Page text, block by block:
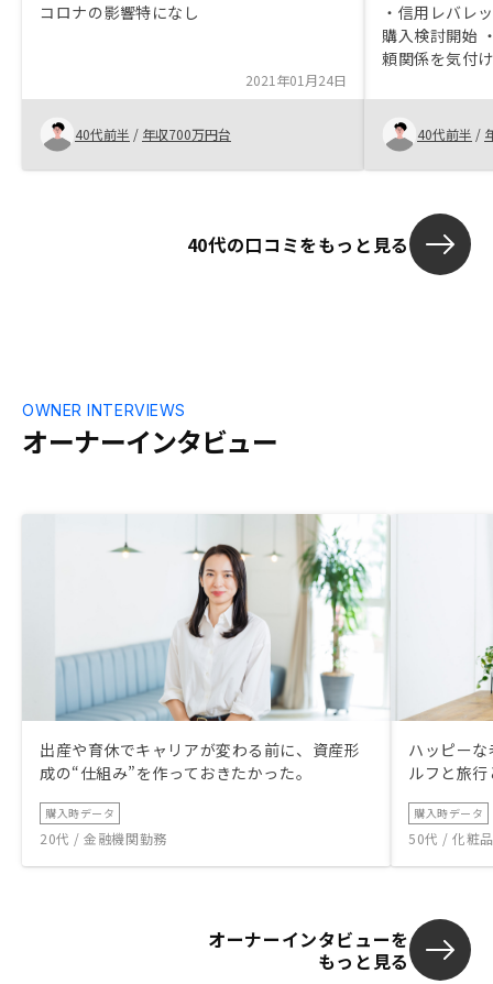
コロナの影響特になし
2021年01月24日
40代前半 / 年収700万円台
・信用レバレ
購入検討開始
頼関係を気付
る ・他社と比
し売りしない
アプリに新着
求めているの
40代前半 /
40代の口コミをもっと見る
オーナーインタビュー
OWNER INTERVIEWS
出産や育休でキャリアが変わる前に、資産形
成の“仕組み”を作っておきたかった。
購入時データ
20代 / 金融機関勤務
ハッピー
ルフと旅
購入時データ
50代 / 化粧
オーナーインタビューを
もっと見る